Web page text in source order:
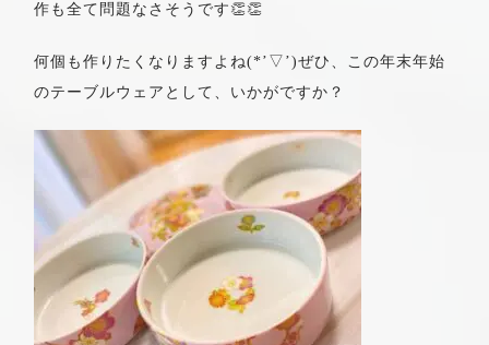
作も全て問題なさそうです👏👏
何個も作りたくなりますよね(*’▽’)ぜひ、この年末年始
のテーブルウェアとして、いかがですか？